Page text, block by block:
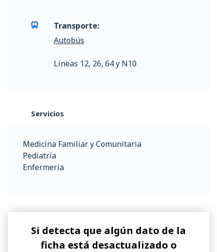
Transporte:
Autobús
Líneas 12, 26, 64 y N10
Servicios
Medicina Familiar y Comunitaria
Pediatría
Enfermería
Si detecta que algún dato de la
ficha está desactualizado o